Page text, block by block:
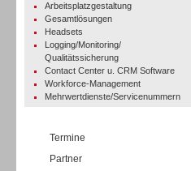
Arbeitsplatzgestaltung
Gesamtlösungen
Headsets
Logging/Monitoring/
Qualitätssicherung
Contact Center u. CRM Software
Workforce-Management
Mehrwertdienste/Servicenummern
Termine
Partner